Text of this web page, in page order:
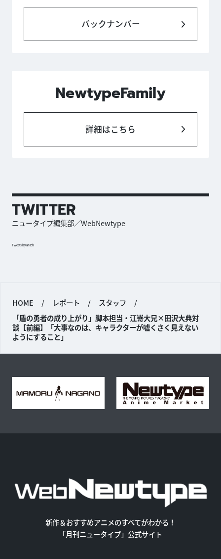
バックナンバー
NewtypeFamily
詳細はこちら
TWITTER
ニュータイプ編集部／WebNewtype
Tweets by antch
HOME / レポート / スタッフ
/
「盾の勇者の成り上がり」脚本担当・江嵜大兄×田沢大典対
談【前編】「大事なのは、キャラクターが嘘くさく見えない
ようにすること」
新作＆おすすめアニメのすべてがわかる！
「月刊ニュータイプ」公式サイト